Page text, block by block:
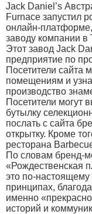
Jack Daniel’s
Furnace запустил
онлайн-
заводу компании в
Этот завод Jack
предприятие по
Посетители сайта
помещениям и
производство
Посетители могут
бутылку
послать с сайта
открытку. Кроме
ресторана
По словам бренд-
«Рождественская
это по-
принципах,
именно
историй и